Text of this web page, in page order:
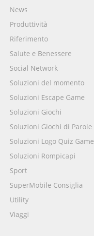
News
Produttività
Riferimento
Salute e Benessere
Social Network
Soluzioni del momento
Soluzioni Escape Game
Soluzioni Giochi
Soluzioni Giochi di Parole
Soluzioni Logo Quiz Game
Soluzioni Rompicapi
Sport
SuperMobile Consiglia
Utility
Viaggi